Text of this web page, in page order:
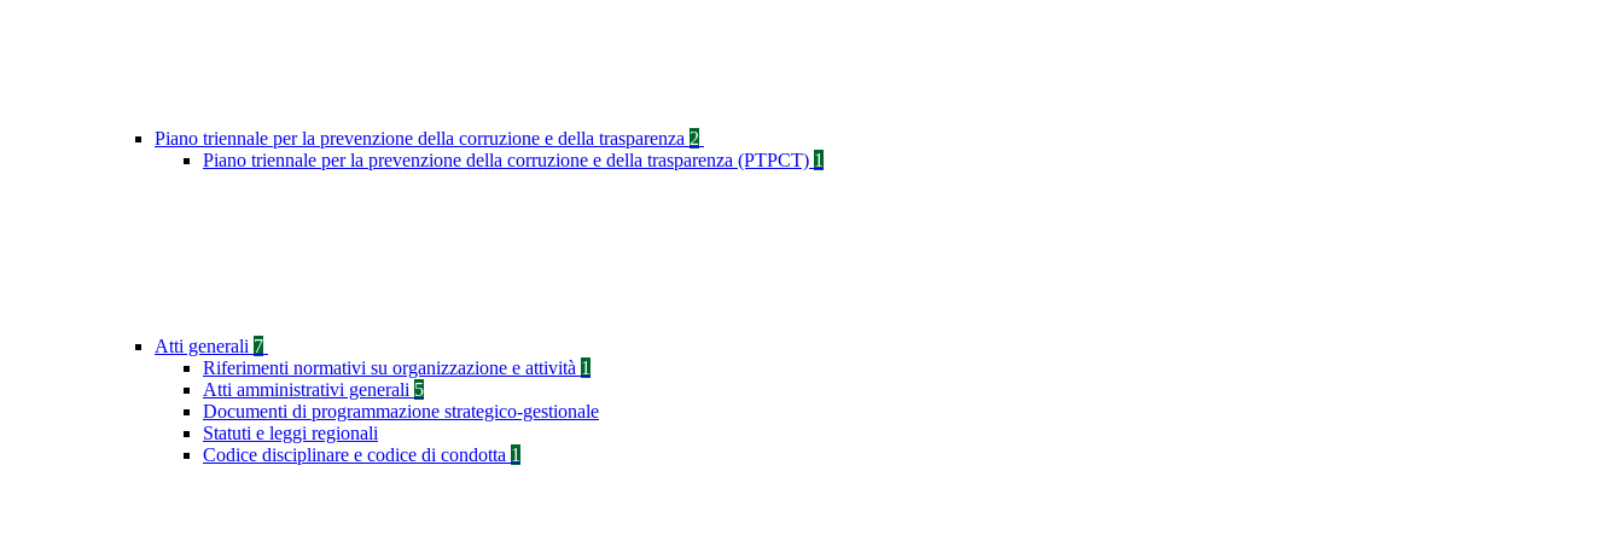
Piano triennale per la prevenzione della corruzione e della trasparenza 2
Piano triennale per la prevenzione della corruzione e della trasparenza (PTPCT) 1
Atti generali 7
Riferimenti normativi su organizzazione e attività 1
Atti amministrativi generali 5
Documenti di programmazione strategico-gestionale
Statuti e leggi regionali
Codice disciplinare e codice di condotta 1